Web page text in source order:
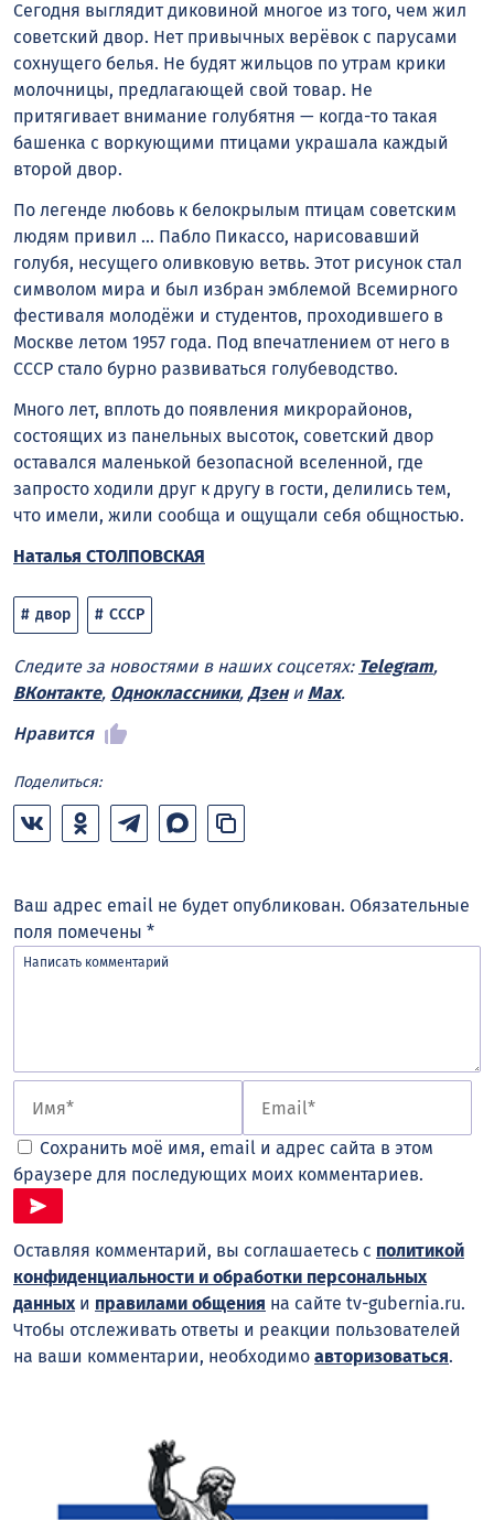
Сегодня выглядит диковиной многое из того, чем жил
советский двор. Нет привычных верёвок с парусами
сохнущего белья. Не будят жильцов по утрам крики
молочницы, предлагающей свой товар. Не
притягивает внимание голубятня — когда-то такая
башенка с воркующими птицами украшала каждый
второй двор.
По легенде любовь к белокрылым птицам советским
людям привил … Пабло Пикассо, нарисовавший
голубя, несущего оливковую ветвь. Этот рисунок стал
символом мира и был избран эмблемой Всемирного
фестиваля молодёжи и студентов, проходившего в
Москве летом 1957 года. Под впечатлением от него в
СССР стало бурно развиваться голубеводство.
Много лет, вплоть до появления микрорайонов,
состоящих из панельных высоток, советский двор
оставался маленькой безопасной вселенной, где
запросто ходили друг к другу в гости, делились тем,
что имели, жили сообща и ощущали себя общностью.
Наталья СТОЛПОВСКАЯ
двор СССР
Следите за новостями в наших соцсетях: Telegram,
ВКонтакте, Одноклассники, Дзени Max.
Нравится
Поделиться:
Ваш адрес email не будет опубликован. Обязательные
поля помечены *
Сохранить моё имя, email и адрес сайта в этом
браузере для последующих моих комментариев.
Оставляя комментарий, вы соглашаетесь с политикой
конфиденциальности и обработки персональных
данныхи правилами общения на сайте tv-gubernia.ru.
Чтобы отслеживать ответы и реакции пользователей
на ваши комментарии, необходимо авторизоваться.